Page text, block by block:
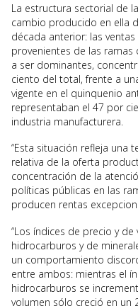
La estructura sectorial de
cambio producido en ella
década anterior: las
provenientes de las
a ser dominantes,
ciento del total, frente a
vigente en el quinquenio
representaban el 47 por
industria manufacturera.
“Esta situación refleja una
relativa de la oferta
concentración de la
políticas públicas en las
producen rentas
“Los índices de precio y
hidrocarburos y de
un comportamiento
entre ambos: mientras el
hidrocarburos se
volumen sólo creció en un